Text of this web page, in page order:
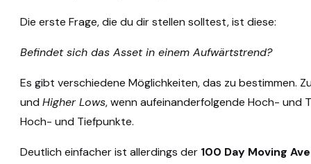
Die erste Frage, die du dir stellen solltest, ist diese:
Befindet sich das Asset in einem Aufwärtstrend?
Es gibt verschiedene Möglichkeiten, das zu bestimmen.
und Higher Lows, wenn aufeinanderfolgende Hoch- und
Hoch- und Tiefpunkte.
Deutlich einfacher ist allerdings der 100 Day Moving